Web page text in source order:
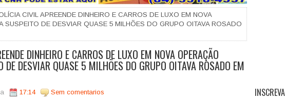
CIVIL APREENDE DINHEIRO E CARROS DE LUXO EM NOVA
SUSPEITO DE DESVIAR QUASE 5 MILHÕES DO GRUPO OITAVA ROSADO
DINHEIRO E CARROS DE LUXO EM NOVA OPERAÇÃO
DE DESVIAR QUASE 5 MILHÕES DO GRUPO OITAVA ROSADO EM
17:14 Sem comentarios